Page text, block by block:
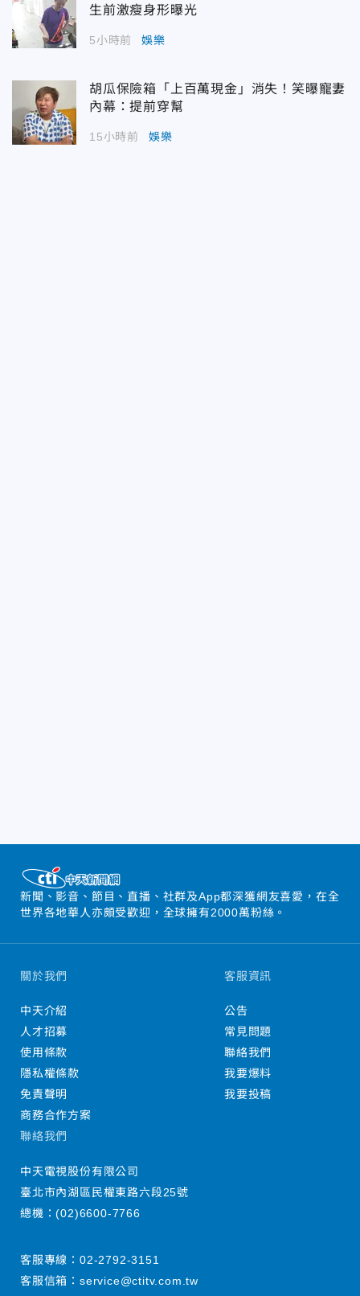
生前激瘦身形曝光
5小時前 娛樂
胡瓜保險箱「上百萬現金」消失！笑曝寵妻
內幕：提前穿幫
15小時前 娛樂
新聞、影音、節目、直播、社群及App都深獲網友喜愛，在全
世界各地華人亦頗受歡迎，全球擁有2000萬粉絲。
關於我們
中天介紹
人才招募
使用條款
隱私權條款
免責聲明
商務合作方案
客服資訊
公告
常見問題
聯絡我們
我要爆料
我要投稿
聯絡我們
中天電視股份有限公司
臺北市內湖區民權東路六段25號
總機：(02)6600-7766
客服專線： 02-2792-3151
客服信箱： service@ctitv.com.tw